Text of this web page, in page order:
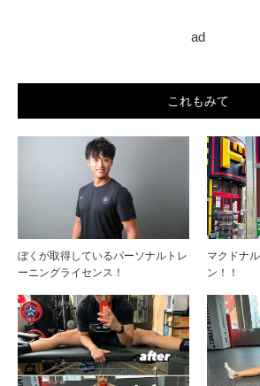
ad
これもみて
ぼくが取得しているパーソナルトレ
ーニングライセンス！
マクドナ
ン！！